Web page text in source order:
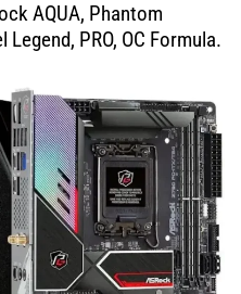
AQUA, Phantom
PRO, OC Formula.